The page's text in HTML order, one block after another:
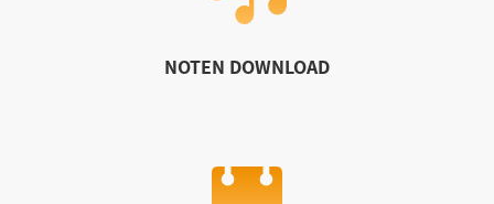
NOTEN DOWNLOAD